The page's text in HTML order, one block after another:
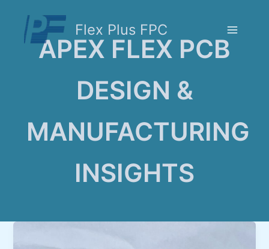
content
Flex Plus FPC
Main
APEX FLEX PCB
DESIGN &
MANUFACTURING
INSIGHTS